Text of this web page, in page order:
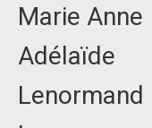
Marie Anne
Adélaïde
Lenormand